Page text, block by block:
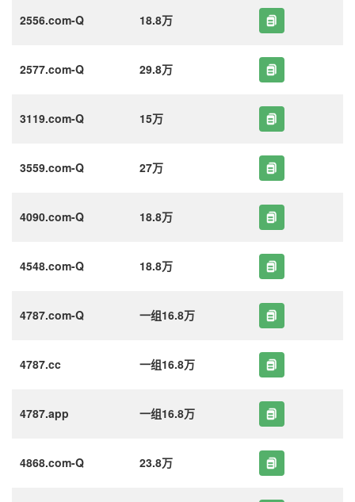
2556.com-Q 18.8万
2577.com-Q 29.8万
3119.com-Q 15万
3559.com-Q 27万
4090.com-Q 18.8万
4548.com-Q 18.8万
4787.com-Q 一组16.8万
4787.cc 一组16.8万
4787.app 一组16.8万
4868.com-Q 23.8万